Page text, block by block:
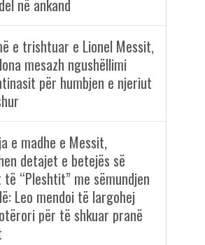
në ankand
e trishtuar e Lionel Messit,
mesazh ngushëllimi
për humbjen e njeriut
e madhe e Messit,
detajet e betejës së
të “Pleshtit” me sëmundjen
Leo mendoi të largohej
për të shkuar pranë